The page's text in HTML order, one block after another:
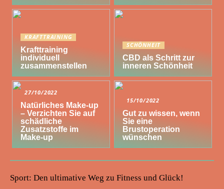
KRAFTTRAINING
Krafttraining
individuell
zusammenstellen
SCHÖNHEIT
CBD als Schritt zur
inneren Schönheit
27/10/2022
Natürliches Make-up
– Verzichten Sie auf
schädliche
Zusatzstoffe im
Make-up
15/10/2022
Gut zu wissen, wenn
Sie eine
Brustoperation
wünschen
Sport: Den ultimative Weg zu Fitness und Glück!